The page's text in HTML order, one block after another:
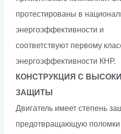
протестированы в
энергоэффективности и
соответствуют первому
энергоэффективности КНР.
КОНСТРУКЦИЯ С
ЗАЩИТЫ
Двигатель имеет степень
предотвращающую поломки